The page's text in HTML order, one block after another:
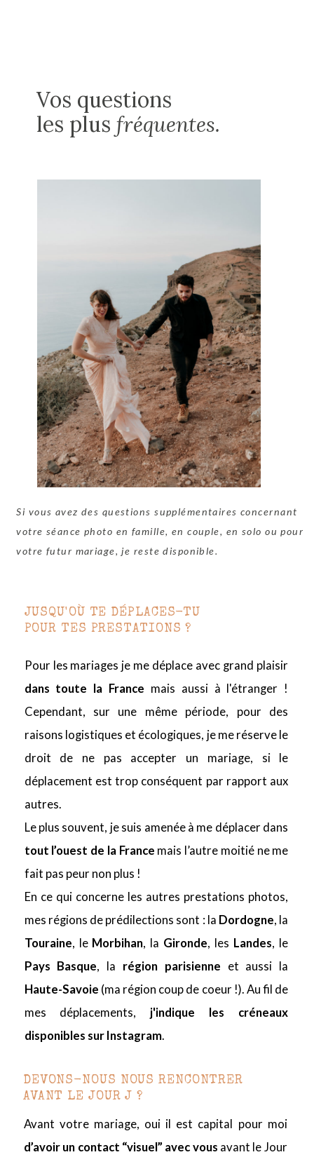
Vos questions
les plusfréquentes.
JUSQU'OÙ TE DÉPLACES-TU
POUR TES PRESTATIONS ?
Pour les mariages je me déplace avec grand plaisir
dans toute la France mais aussi à l'étranger !
Cependant, sur une même période, pour des
raisons logistiques et écologiques, je me réserve le
droit de ne pas accepter un mariage, si le
déplacement est trop conséquent par rapport aux
autres.
Le plus souvent, je suis amenée à me déplacer dans
tout l’ouest de la France mais l’autre moitié ne me
fait pas peur non plus !
En ce qui concerne les autres prestations photos,
mes régions de prédilections sont : la Dordogne, la
Touraine, le Morbihan, la Gironde, les Landes, le
Pays Basque, la région parisienne et aussi la
Haute-Savoie (ma région coup de coeur !). Au fil de
mes déplacements, j'indique les créneaux
disponibles surInstagram.
DEVONS-NOUS NOUS RENCONTRER
AVANT LE JOUR J ?
Avant votre mariage, oui il est capital pour moi
d’avoir un contact “visuel” avec vous avant le Jour
Si vous avez des questions supplémentaires concernant
votre séance photo en famille, en couple, en solo ou pour
votre futur mariage, je reste disponible.